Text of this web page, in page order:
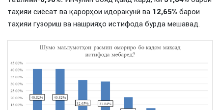
таҳияи сиёсат ва қарорҳои идоракунӣ ва 12,65% барои
таҳияи гузориш ва нашрияҳо истифода бурда мешавад.